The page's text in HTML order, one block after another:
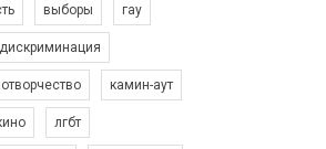
Зупинимо насильство проти ЛГБТ в Україні! Stop violence against LGBT in Ukraine!
промо-ролік на
выборы гау
дискриминация
камин-аут
лгбт